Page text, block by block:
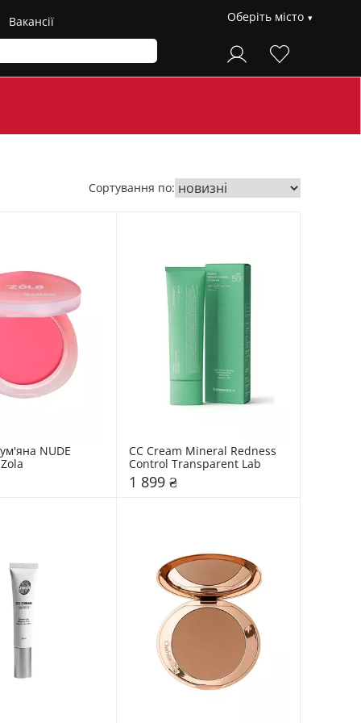
Вакансії Оберіть місто
Сортування по:
NUDE
CC Cream Mineral Redness
Control Transparent Lab
1 899 ₴